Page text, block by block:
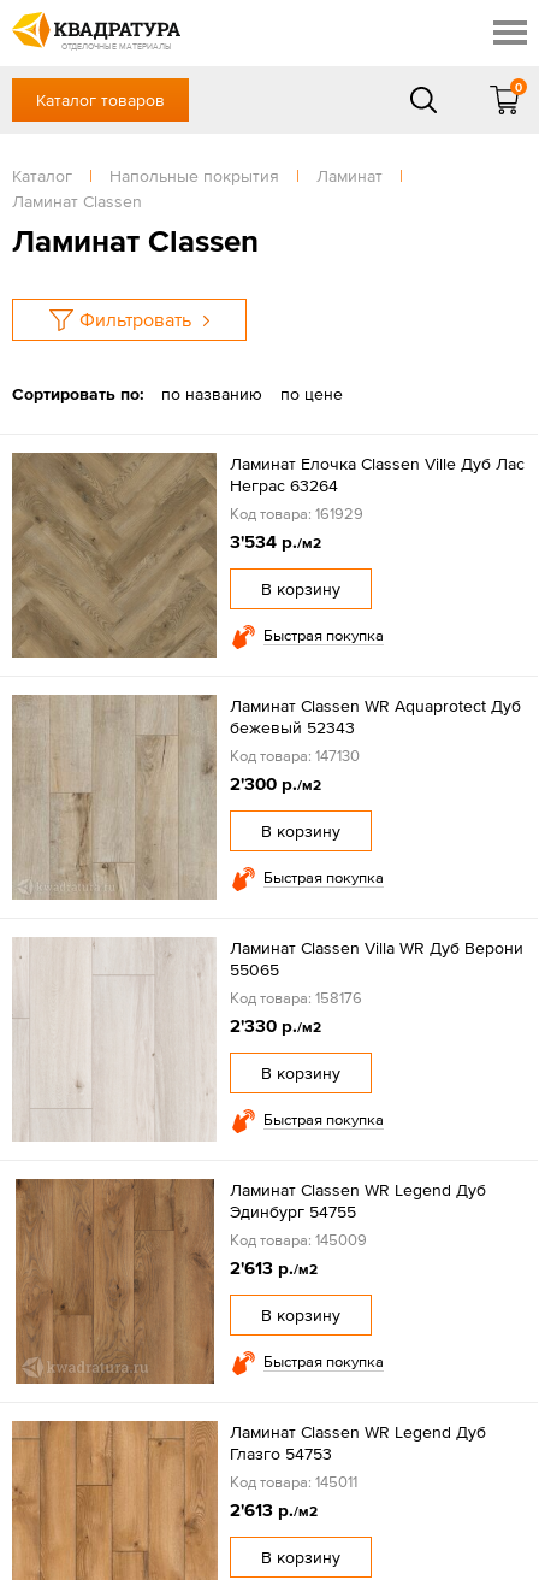
ОТДЕЛОЧНЫЕ МАТЕРИАЛЫ
Профи
Контакты
Доставка и оплата
Выставочный зал
Готовые решения
+7 (861) 217-94-70
Сб, Вс — выходной
ЗАКАЗАТЬ ЗВОНОК
Каталог товаров
0
Каталог | Напольные покрытия | Ламинат
|
Ламинат Classen
Ламинат Classen
Фильтровать
Сортировать по: по названию по цене
Ламинат Елочка Classen Ville Дуб Лас
Неграс 63264
Код товара: 161929
3'534 р./м2
В корзину
Быстрая покупка
Ламинат Classen WR Aquaprotect Дуб
бежевый 52343
Код товара: 147130
2'300 р./м2
В корзину
Быстрая покупка
Ламинат Classen Villa WR Дуб Верони
55065
Код товара: 158176
2'330 р./м2
В корзину
Быстрая покупка
Ламинат Classen WR Legend Дуб
Эдинбург 54755
Код товара: 145009
2'613 р./м2
В корзину
Быстрая покупка
Ламинат Classen WR Legend Дуб
Глазго 54753
Код товара: 145011
2'613 р./м2
В корзину